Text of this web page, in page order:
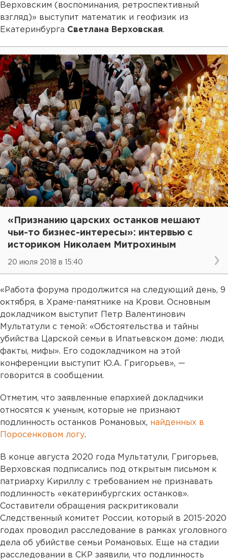
Верховским (воспоминания, ретроспективный
взгляд)» выступит математик и геофизик из
Екатеринбурга Светлана Верховская.
«Признанию царских останков мешают
чьи-то бизнес-интересы»: интервью с
историком Николаем Митрохиным
20 июля 2018 в 15:40
«Работа форума продолжится на следующий день, 9
октября, в Храме-памятнике на Крови. Основным
докладчиком выступит Петр Валентинович
Мультатули с темой: «Обстоятельства и тайны
убийства Царской семьи в Ипатьевском доме: люди,
факты, мифы». Его содокладчиком на этой
конференции выступит Ю.А. Григорьев», —
говорится в сообщении.
Отметим, что заявленные епархией докладчики
относятся к ученым, которые не признают
подлинность останков Романовых, найденных в
Поросенковом логу.
В конце августа 2020 года Мультатули, Григорьев,
Верховская подписались под открытым письмом к
патриарху Кириллу с требованием не признавать
подлинность «екатеринбургских останков».
Составители обращения раскритиковали
Следственный комитет России, который в 2015-2020
годах проводил расследование в рамках уголовного
дела об убийстве семьи Романовых. Еще на стадии
расследовании в СКР заявили, что подлинность